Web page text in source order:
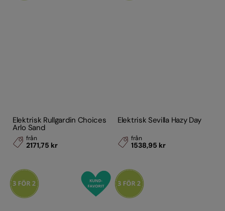
Elektrisk Rullgardin Choices
Arlo Sand
från
2171,75 kr
Elektrisk Sevilla Hazy Day
från
1538,95 kr